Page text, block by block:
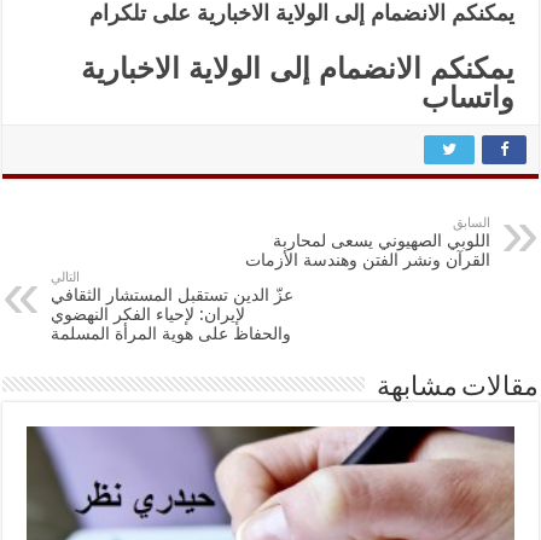
يمكنكم الانضمام إلى الولاية الاخبارية على تلكرام
يمكنكم الانضمام إلى الولاية الاخبارية
واتساب
السابق
اللوبي الصهيوني يسعى لمحاربة
القرآن ونشر الفتن وهندسة الأزمات
التالي
عزّ الدين تستقبل المستشار الثقافي
لإيران: لإحياء الفكر النهضوي
والحفاظ على هوية المرأة المسلمة
مقالات مشابهة